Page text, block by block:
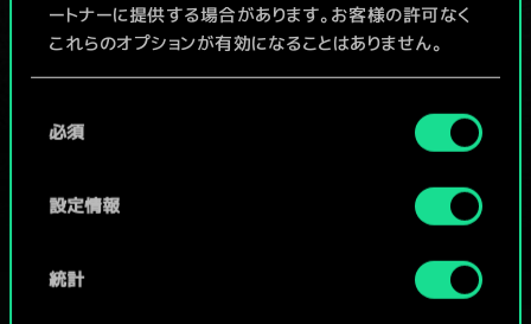
ートナーに提供する場合があります。お客様の許可なく
これらのオプションが有効になることはありません。
詳細は、下記の「設定」メニューでご確認ください。
必須
設定情報
統計
/